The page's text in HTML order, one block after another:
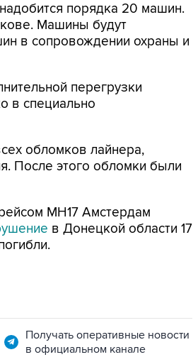
порядка 20 машин.
Машины будут
в сопровождении охраны и
перегрузки
в специально
обломков лайнера,
После этого обломки были
МН17 Амстердам
в Донецкой области 17
Получать оперативные новости
в официальном канале